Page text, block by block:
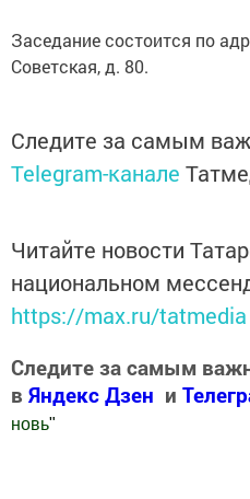
Заседание состоится по
Советская, д. 80.
Следите за самым
Telegram-канале
Читайте новости
национальном
https://max.ru/tatmedia
Следите за самым
в Яндекс Дзен и
новь"